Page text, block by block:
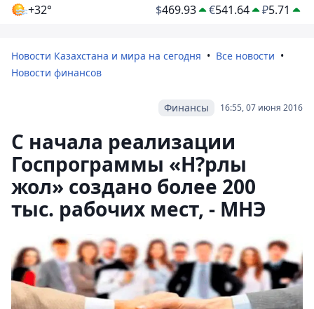
+32° $469.93 €541.64 ₽5.71
Новости Казахстана и мира на сегодня
Все новости
Новости финансов
16:55, 07 июня 2016
Финансы
С начала реализации
Госпрограммы «Н?рлы
жол» создано более 200
тыс. рабочих мест, - МНЭ